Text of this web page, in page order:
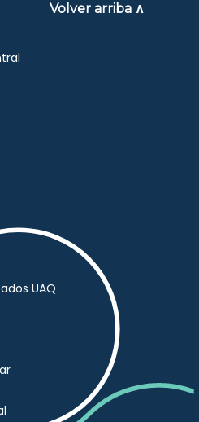
Volver arriba ∧
UAQ